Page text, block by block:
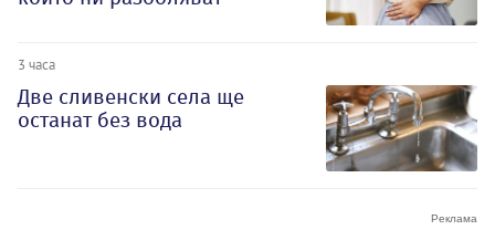
3 часа
Две сливенски села ще
останат без вода